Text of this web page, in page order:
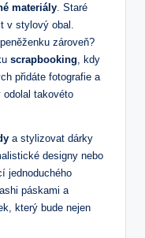
materiály . Staré
v stylový obal.
zároveň?
scrapbooking , kdy
přidáte fotografie a
takovéto
a stylizovat dárky
designy nebo
jednoduchého
páskami a
který bude nejen